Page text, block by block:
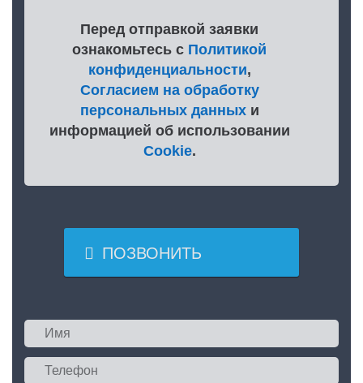
Перед отправкой заявки
ознакомьтесь с Политикой
конфиденциальности,
Согласием на обработку
персональных данныхи
информацией об использовании
Cookie.
 ПОЗВОНИТЬ